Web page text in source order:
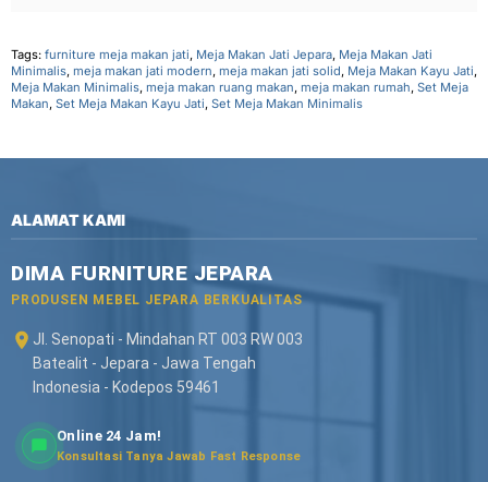
Tags: furniture meja makan jati, Meja Makan Jati Jepara, Meja Makan Jati
Minimalis, meja makan jati modern, meja makan jati solid, Meja Makan Kayu Jati,
Meja Makan Minimalis, meja makan ruang makan, meja makan rumah, Set Meja
Makan, Set Meja Makan Kayu Jati, Set Meja Makan Minimalis
ALAMAT KAMI
DIMA FURNITURE JEPARA
PRODUSEN MEBEL JEPARA BERKUALITAS
Jl. Senopati - Mindahan RT 003 RW 003
Batealit - Jepara - Jawa Tengah
Indonesia - Kodepos 59461
Online 24 Jam!
Konsultasi Tanya Jawab Fast Response